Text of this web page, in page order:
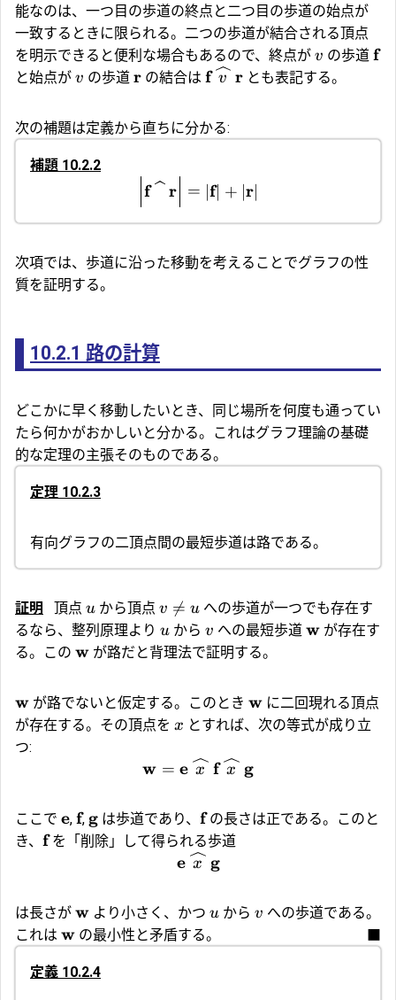
能なのは、一つ目の歩道の終点と二つ目の歩道の始点が
一致するときに限られる。二つの歩道が結合される頂点
を明示できると便利な場合もあるので、終点が v の歩道 f
と始点が v の歩道 rの結合は f lv rとも表記する。
次の補題は定義から直ちに分かる:
補題 10.2.2
f r = ∣f∣ + ∣r∣
次項では、歩道に沿った移動を考えることでグラフの性
質を証明する。
10.2.1 路の計算
どこかに早く移動したいとき、同じ場所を何度も通ってい
たら何かがおかしいと分かる。これはグラフ理論の基礎
的な定理の主張そのものである。
定理 10.2.3
有向グラフの二頂点間の最短歩道は路である。
証明 頂点 u から頂点 v 
= u への歩道が一つでも存在す
るなら、整列原理より u から v への最短歩道 wが存在す
る。この w が路だと背理法で証明する。
w が路でないと仮定する。このとき w に二回現れる頂点
が存在する。その頂点を x とすれば、次の等式が成り立
つ:
w = e lx f lx g
ここで e, f, g は歩道であり、 fの長さは正である。このと
き、 fを「削除」して得られる歩道
e lx g
は長さが w より小さく、かつ u から v への歩道である。
これは w の最小性と矛盾する。 ■
定義 10.2.4